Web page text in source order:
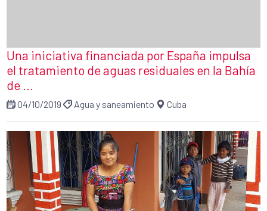
Una iniciativa financiada por España impulsa
el tratamiento de aguas residuales en la Bahía
de ...
04/10/2019 Agua y saneamiento Cuba